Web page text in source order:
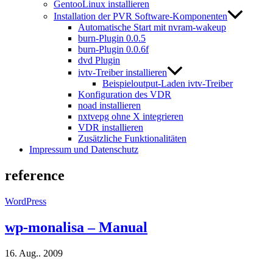
GentooLinux installieren
Installation der PVR Software-Komponenten
Automatische Start mit nvram-wakeup
burn-Plugin 0.0.5
burn-Plugin 0.0.6f
dvd Plugin
ivtv-Treiber installieren
Beispieloutput-Laden ivtv-Treiber
Konfiguration des VDR
noad installieren
nxtvepg ohne X integrieren
VDR installieren
Zusätzliche Funktionalitäten
Impressum und Datenschutz
reference
WordPress
wp-monalisa – Manual
16. Aug.. 2009